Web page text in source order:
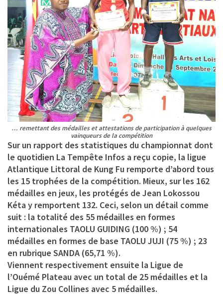
… remettant des médailles et attestations de participation à quelques
vainqueurs de la compétition
Sur un rapport des statistiques du championnat dont
le quotidien La Tempête Infos a reçu copie, la ligue
Atlantique Littoral de Kung Fu remporte d’abord tous
les 15 trophées de la compétition. Mieux, sur les 162
médailles en jeux, les protégés de Jean Lokossou
Kéta y remportent 132. Ceci, selon un détail comme
suit : la totalité des 55 médailles en formes
internationales TAOLU GUIDING (100 %) ; 54
médailles en formes de base TAOLU JUJI (75 %) ; 23
en rubrique SANDA (65,71 %).
Viennent respectivement ensuite la Ligue de
l’Ouémé Plateau avec un total de 25 médailles et la
Ligue du Zou Collines avec 5 médailles.